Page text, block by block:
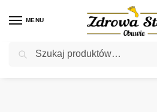
MENU
Rabat ⚡ 5% kod: ZDROWASTOPA